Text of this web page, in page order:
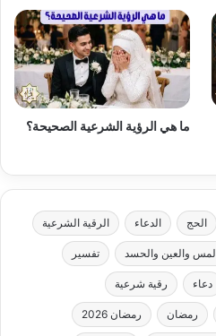
ما هي الرؤية الشرعية الصحيحة؟
الحج الدعاء الرقية الشرعية
والعين والحسد تفسير
دعاء رقية شرعية
رمضان رمضان 2026